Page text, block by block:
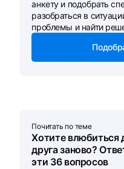
анкету и подобрать
разобраться в
проблемы и найти
Почитать по теме
Хотите влюбиться
друга заново?
эти 36 вопросов